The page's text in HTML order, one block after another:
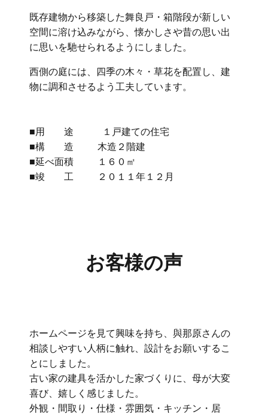
既存建物から移築した舞良戸・箱階段が新しい
空間に溶け込みながら、懐かしさや昔の思い出
に思いを馳せられるようにしました。
西側の庭には、四季の木々・草花を配置し、建
物に調和させるよう工夫しています。
■用 途 １戸建ての住宅
■構 造 木造２階建
■延べ面積 １６０㎡
■竣 工 ２０１１年１２月
お客様の声
ホームページを見て興味を持ち、與那原さんの
相談しやすい人柄に触れ、設計をお願いするこ
とにしました。
古い家の建具を活かした家づくりに、母が大変
喜び、嬉しく感じました。
外観・間取り・仕様・雰囲気・キッチン・居